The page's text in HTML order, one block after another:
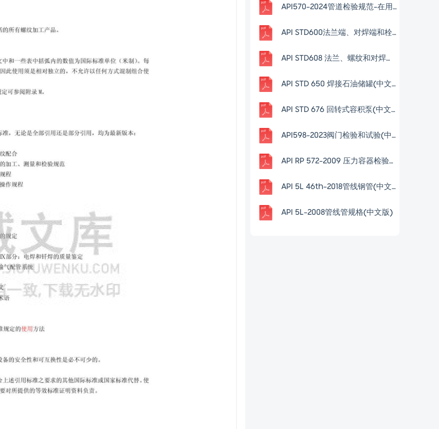
API570-2024管道检验规范-在用管道系统的检查、评级、修理和改造(中文版)
API STD600法兰端、对焊端和栓接阀盖一钢制闸阀(中文版)
API STD608 法兰、螺纹和对焊端金属球阀(中文版)
API STD 650 焊接石油储罐(中文版)
API STD 676 回转式容积泵(中文版)
API598-2023阀门检验和试验(中文版)
API RP 572-2009 压力容器检验（中文版）
API 5L 46th-2018管线钢管(中文版)
API 5L-2008管线管规格(中文版)